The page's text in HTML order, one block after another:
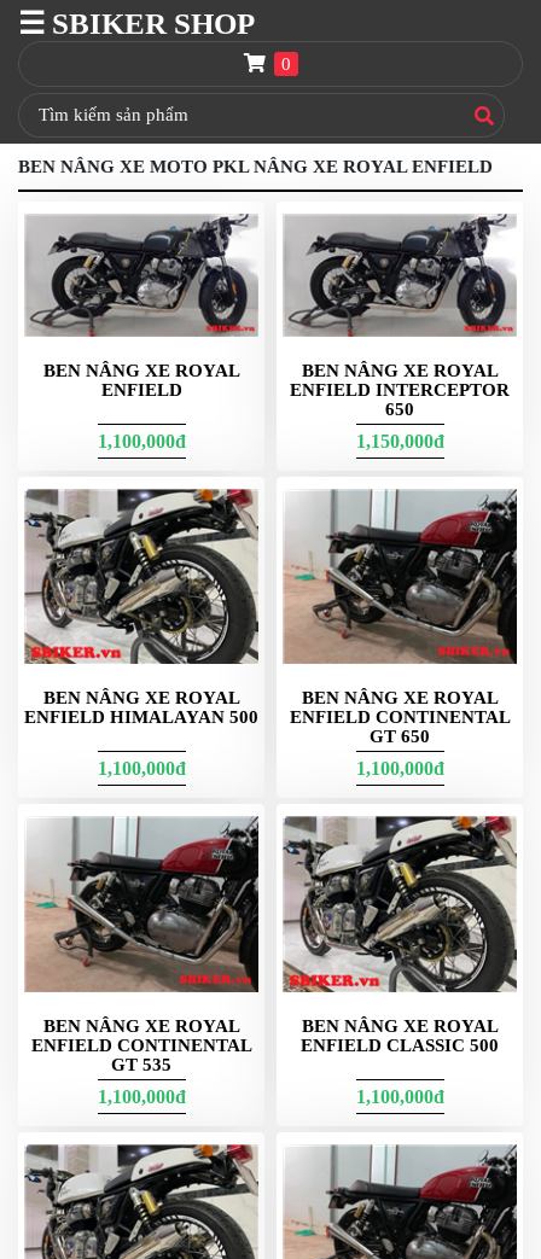
☰ SBIKER SHOP
0
SBIKER
TRANG
CHỦ
THÙNG
GIVI
BAGA
GIVI
HRX
NÓN
HIỂM
FULLFACE
XE
MOTO
PKL
ĐỒ
CHƠI
PG1
PHỤ
KIỆN
YAMAHA
ĐỒ
CHƠI
XE
KIỆN
XSR
155
GĂNG
TAY
MOTO
BEN NÂNG XE MOTO PKL NÂNG XE ROYAL ENFIELD
BEN NÂNG XE ROYAL
ENFIELD
1,100,000đ
BEN NÂNG XE ROYAL
ENFIELD INTERCEPTOR
650
1,150,000đ
BEN NÂNG XE ROYAL
ENFIELD HIMALAYAN 500
1,100,000đ
BEN NÂNG XE ROYAL
ENFIELD CONTINENTAL
GT 650
1,100,000đ
BEN NÂNG XE ROYAL
ENFIELD CONTINENTAL
GT 535
1,100,000đ
BEN NÂNG XE ROYAL
ENFIELD CLASSIC 500
1,100,000đ